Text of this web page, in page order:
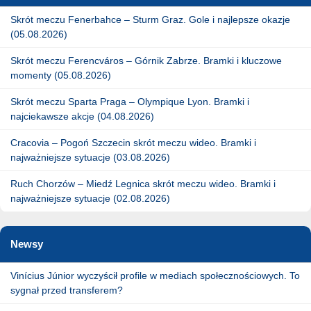
Skrót meczu Fenerbahce – Sturm Graz. Gole i najlepsze okazje
(05.08.2026)
Skrót meczu Ferencváros – Górnik Zabrze. Bramki i kluczowe
momenty (05.08.2026)
Skrót meczu Sparta Praga – Olympique Lyon. Bramki i
najciekawsze akcje (04.08.2026)
Cracovia – Pogoń Szczecin skrót meczu wideo. Bramki i
najważniejsze sytuacje (03.08.2026)
Ruch Chorzów – Miedź Legnica skrót meczu wideo. Bramki i
najważniejsze sytuacje (02.08.2026)
Newsy
Vinícius Júnior wyczyścił profile w mediach społecznościowych. To
sygnał przed transferem?